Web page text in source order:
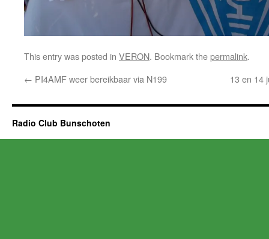
This entry was posted in VERON. Bookmark thepermalink.
← PI4AMF weer bereikbaar via N199 13 en 14
Radio Club Bunschoten